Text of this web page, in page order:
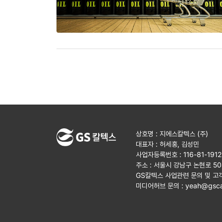
상호명 : 지에스칼텍스 (주)
대표자 : 허세홍, 김성민
사업자등록번호 : 116-81-
주소 : 서울시 강남구 논현로
GS칼텍스 사업관련 문의 및 고
미디어허브 문의 :